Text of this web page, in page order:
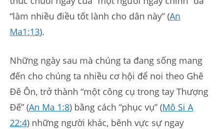
“làm nhiều điều tốt lành cho dân này” (An
Ma1:13).
Những ngày sau mà chúng ta đang sống mang
đến cho chúng ta nhiều cơ hội để noi theo Ghê
Đê Ôn, trở thành “một công cụ trong tay Thượng
Đế” (An Ma 1:8) bằng cách “phục vụ” (Mô Si A
22:4) những người khác, bênh vực sự ngay